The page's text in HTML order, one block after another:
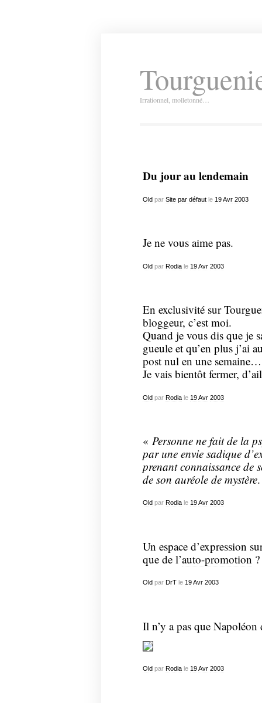
Irrationnel, molletonné…
Du jour au lendemain
Oldpar Site par défautle 19 Avr 2003
Je ne vous aime pas.
Oldpar Rodiale 19 Avr 2003
En exclusivité sur
bloggeur, c’est moi.
Quand je vous dis que je
gueule et qu’en plus j’ai
post nul en une semaine…
Je vais bientôt fermer,
Oldpar Rodiale 19 Avr 2003
« Personne ne fait de la
par une envie sadique
prenant connaissance de
de son auréole de mystère
Old par Rodiale 19 Avr 2003
Un espace d’expression
que de l’auto-promotion ?
Old par DrTle 19 Avr 2003
Il n’y a pas que Napoléon
Oldpar Rodiale 19 Avr 2003